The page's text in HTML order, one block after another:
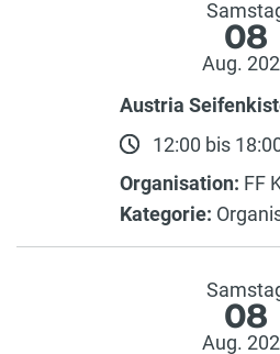
08
Aug.
Austria
12:00 bis
Organisation: FF
Kategorie:
08
Aug.